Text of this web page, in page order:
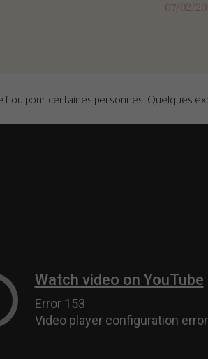
07/02/
pour certaines personnes. Quelques